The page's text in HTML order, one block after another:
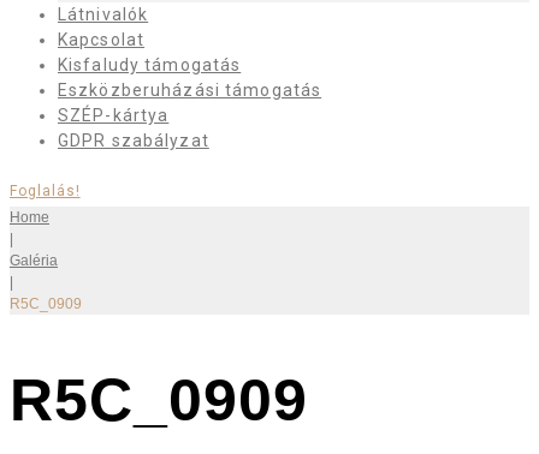
Látnivalók
Kapcsolat
Kisfaludy támogatás
Eszközberuházási támogatás
SZÉP-kártya
GDPR szabályzat
Foglalás!
Home
Galéria
R5C_0909
R5C_0909